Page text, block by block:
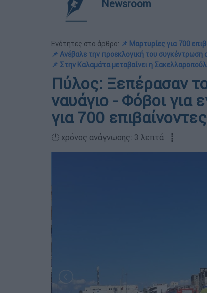
Newsroom
Ενότητες στο άρθρο: 📌 Μαρτυρίες για 700
📌 Ανέβαλε την προεκλογική του
📌 Στην Καλαμάτα μεταβαίνει η
Πύλος: Ξεπέρασαν
ναυάγιο - Φόβοι για
για 700 επιβαίνοντες
🕛 χρόνος ανάγνωσης: 3 λεπτά ┋